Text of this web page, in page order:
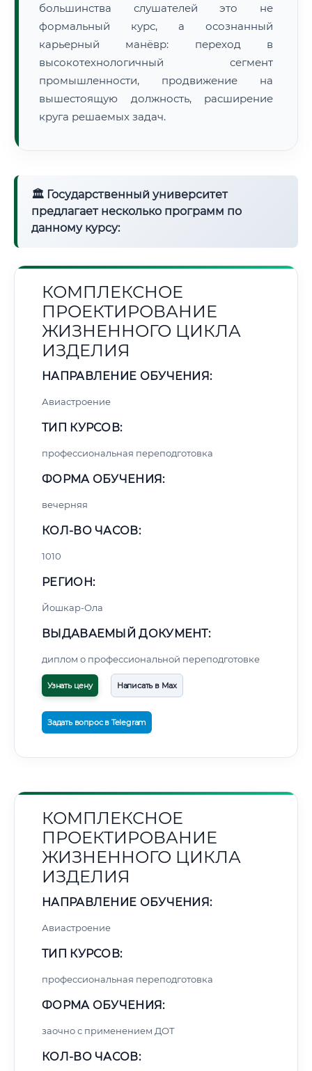
большинства слушателей это не
формальный курс, а осознанный
карьерный манёвр: переход в
высокотехнологичный сегмент
промышленности, продвижение на
вышестоящую должность, расширение
круга решаемых задач.
🏛 Государственный университет
предлагает несколько программ по
данному курсу:
КОМПЛЕКСНОЕ
ПРОЕКТИРОВАНИЕ
ЖИЗНЕННОГО ЦИКЛА
ИЗДЕЛИЯ
НАПРАВЛЕНИЕ ОБУЧЕНИЯ:
Авиастроение
ТИП КУРСОВ:
профессиональная переподготовка
ФОРМА ОБУЧЕНИЯ:
вечерняя
КОЛ-ВО ЧАСОВ:
1010
РЕГИОН:
Йошкар-Ола
ВЫДАВАЕМЫЙ ДОКУМЕНТ:
диплом о профессиональной переподготовке
Узнать цену Написать в Max
Задать вопрос в Telegram
КОМПЛЕКСНОЕ
ПРОЕКТИРОВАНИЕ
ЖИЗНЕННОГО ЦИКЛА
ИЗДЕЛИЯ
НАПРАВЛЕНИЕ ОБУЧЕНИЯ:
Авиастроение
ТИП КУРСОВ:
профессиональная переподготовка
ФОРМА ОБУЧЕНИЯ:
заочно с применением ДОТ
КОЛ-ВО ЧАСОВ: